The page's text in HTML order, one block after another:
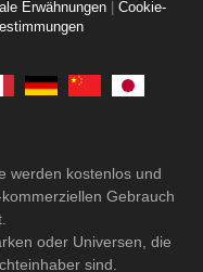
Erwähnungen
Cookie-
werden kostenlos und
Gebrauch
oder Universen, die
sind.